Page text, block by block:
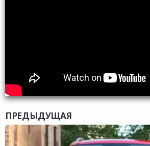
ПРЕДЫДУЩАЯ